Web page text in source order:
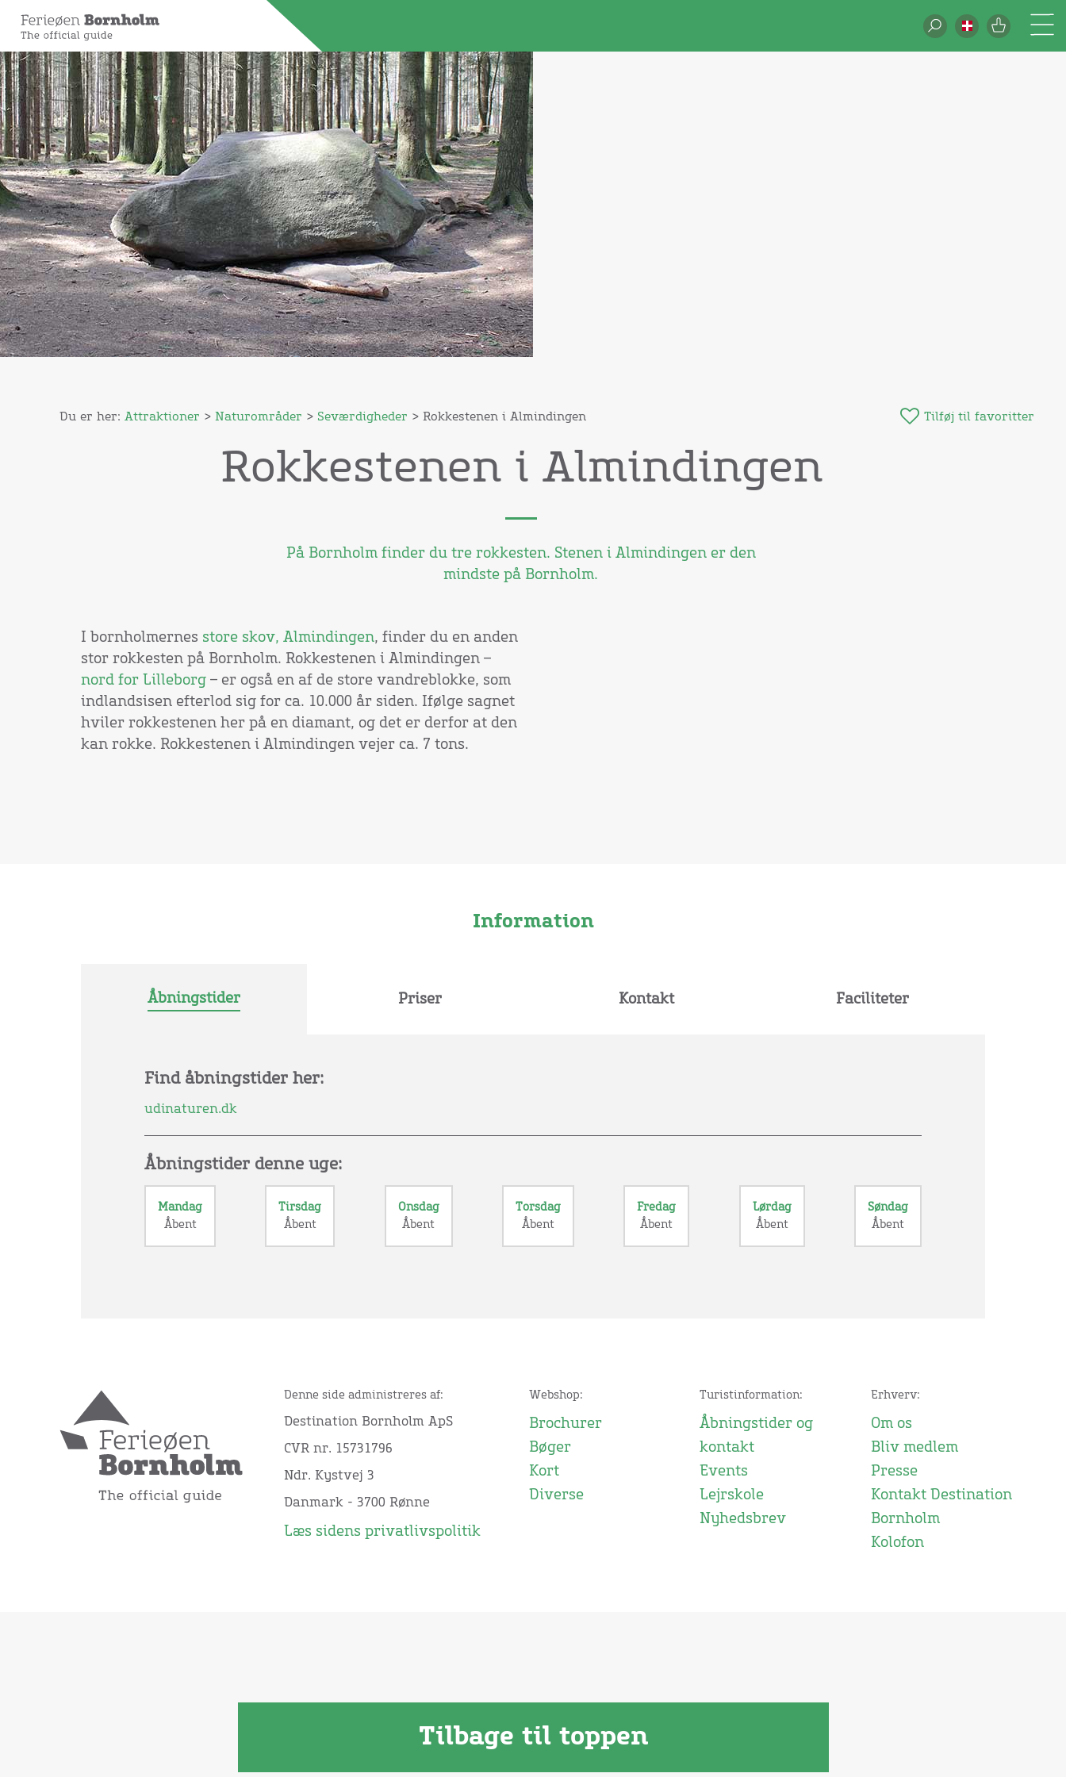
Du er her: Attraktioner > Naturområder > Seværdigheder > Rokkestenen i Almindingen Tilføj til favoritter
Rokkestenen i Almindingen
På Bornholm finder du tre rokkesten. Stenen i Almindingen er den
mindste på Bornholm.
I bornholmernes store skov, Almindingen, finder du en anden
stor rokkesten på Bornholm. Rokkestenen i Almindingen –
nord for Lilleborg – er også en af de store vandreblokke, som
indlandsisen efterlod sig for ca. 10.000 år siden. Ifølge sagnet
hviler rokkestenen her på en diamant, og det er derfor at den
kan rokke. Rokkestenen i Almindingen vejer ca. 7 tons.
Information
Åbningstider Priser Kontakt Faciliteter
Find åbningstider her:
udinaturen.dk
Åbningstider denne uge:
Mandag
Åbent
Tirsdag
Åbent
Onsdag
Åbent
Torsdag
Åbent
Fredag
Åbent
Lørdag
Åbent
Søndag
Åbent
Denne side administreres af:
Destination Bornholm ApS
CVR nr. 15731796
Ndr. Kystvej 3
Danmark - 3700 Rønne
Læs sidens privatlivspolitik
Webshop:
Brochurer
Bøger
Kort
Diverse
Turistinformation:
Åbningstider og
kontakt
Events
Lejrskole
Nyhedsbrev
Erhverv:
Om os
Bliv medlem
Presse
Kontakt Destination
Bornholm
Kolofon
Tilbage til toppen